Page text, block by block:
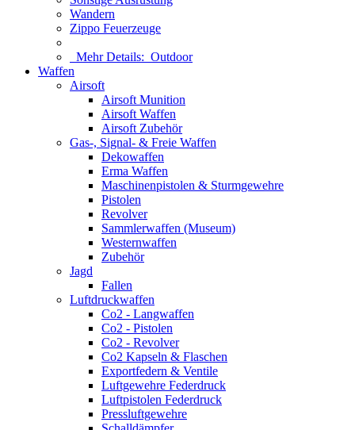
Wandern
Zippo Feuerzeuge
Mehr Details: Outdoor
Waffen
Airsoft
Airsoft Munition
Airsoft Waffen
Airsoft Zubehör
Gas-, Signal- & Freie Waffen
Dekowaffen
Erma Waffen
Maschinenpistolen & Sturmgewehre
Pistolen
Revolver
Sammlerwaffen (Museum)
Westernwaffen
Zubehör
Jagd
Fallen
Luftdruckwaffen
Co2 - Langwaffen
Co2 - Pistolen
Co2 - Revolver
Co2 Kapseln & Flaschen
Exportfedern & Ventile
Luftgewehre Federdruck
Luftpistolen Federdruck
Pressluftgewehre